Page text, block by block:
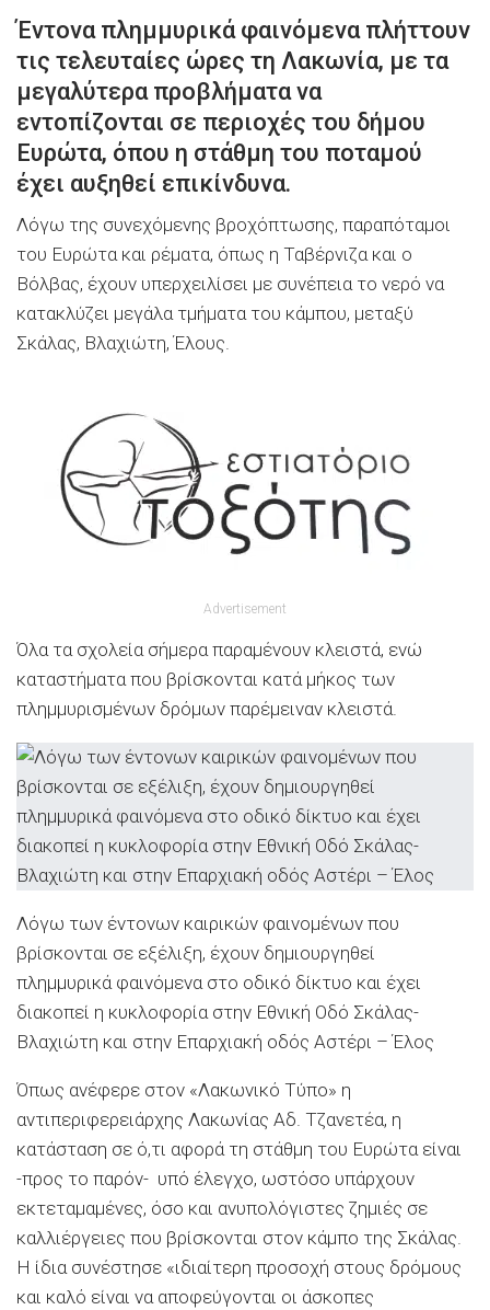
Έντονα πλημμυρικά φαινόμενα πλήττουν
τις τελευταίες ώρες τη Λακωνία, με τα
μεγαλύτερα προβλήματα να
εντοπίζονται σε περιοχές του δήμου
Ευρώτα, όπου η στάθμη του ποταμού
έχει αυξηθεί επικίνδυνα.
Λόγω της συνεχόμενης βροχόπτωσης, παραπόταμοι
του Ευρώτα και ρέματα, όπως η Ταβέρνιζα και ο
Βόλβας, έχουν υπερχειλίσει με συνέπεια το νερό να
κατακλύζει μεγάλα τμήματα του κάμπου, μεταξύ
Σκάλας, Βλαχιώτη, Έλους.
Advertisement
Όλα τα σχολεία σήμερα παραμένουν κλειστά, ενώ
καταστήματα που βρίσκονται κατά μήκος των
πλημμυρισμένων δρόμων παρέμειναν κλειστά.
Λόγω των έντονων καιρικών φαινομένων που
βρίσκονται σε εξέλιξη, έχουν δημιουργηθεί
πλημμυρικά φαινόμενα στο οδικό δίκτυο και έχει
διακοπεί η κυκλοφορία στην Εθνική Οδό Σκάλας-
Βλαχιώτη και στην Επαρχιακή οδός Αστέρι – Έλος
Όπως ανέφερε στον «Λακωνικό Τύπο» η
αντιπεριφερειάρχης Λακωνίας Αδ. Τζανετέα, η
κατάσταση σε ό,τι αφορά τη στάθμη του Ευρώτα είναι
-προς το παρόν- υπό έλεγχο, ωστόσο υπάρχουν
εκτεταμαμένες, όσο και ανυπολόγιστες ζημιές σε
καλλιέργειες που βρίσκονται στον κάμπο της Σκάλας.
Η ίδια συνέστησε «ιδιαίτερη προσοχή στους δρόμους
και καλό είναι να αποφεύγονται οι άσκοπες